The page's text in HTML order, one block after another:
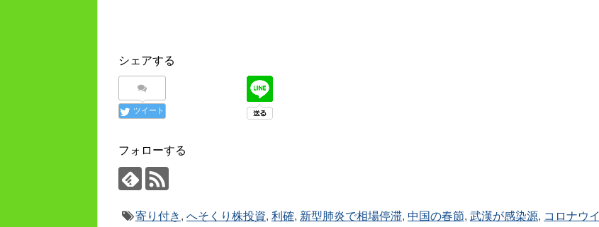
シェアする
ツイート
フォローする
寄り付き , へそくり株投資, 利確, 新型肺炎で相場停滞, 中国の春節, 武漢が感染源, コロナウイ